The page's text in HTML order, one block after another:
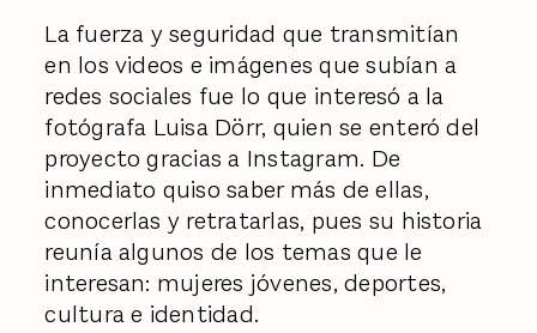
La fuerza y seguridad que transmitían
en los videos e imágenes que subían a
redes sociales fue lo que interesó a la
fotógrafa Luisa Dörr, quien se enteró del
proyecto gracias a Instagram. De
inmediato quiso saber más de ellas,
conocerlas y retratarlas, pues su historia
reunía algunos de los temas que le
interesan: mujeres jóvenes, deportes,
cultura e identidad.